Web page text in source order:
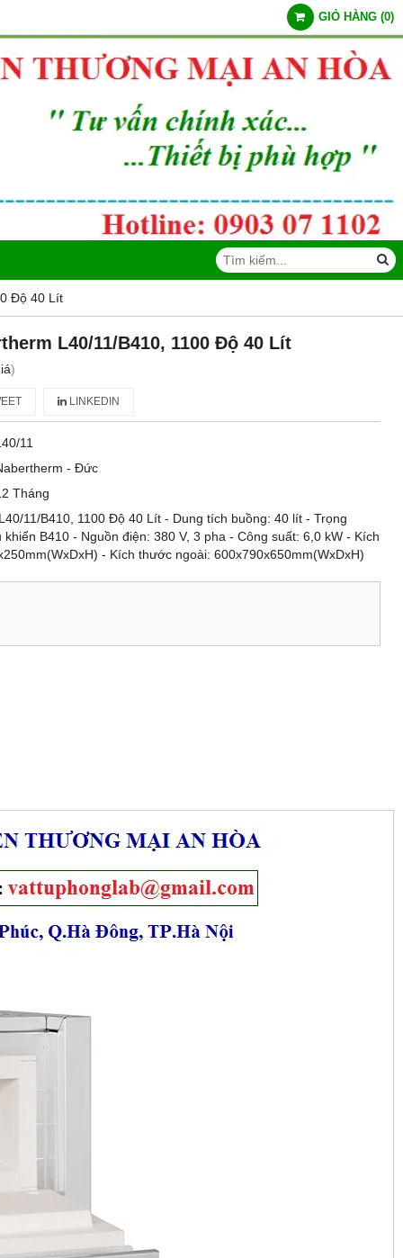
GIỎ HÀNG (0)
Độ 40 Lít
L40/11/B410, 1100 Độ 40 Lít
)
LINKEDIN
11
- Đức
Tháng
11/B410, 1100 Độ 40 Lít - Dung tích buồng: 40 lít - Trọng
B410 - Nguồn điện: 380 V, 3 pha - Công suất: 6,0 kW - Kích
- Kích thước ngoài: 600x790x650mm(WxDxH)